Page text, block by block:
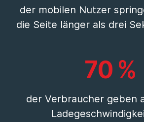
der mobilen Nutzer
die Seite länger als drei
70 %
der Verbraucher geben